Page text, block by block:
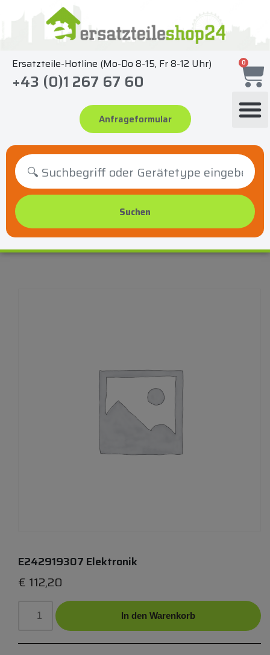
springen
Ersatzteile-Hotline (Mo-Do 8-15, Fr 8-12 Uhr)
+43 (0)1 267 67 60
Anfrageformular
0
E242919307 Elektronik
€ 112,20
In den Warenkorb